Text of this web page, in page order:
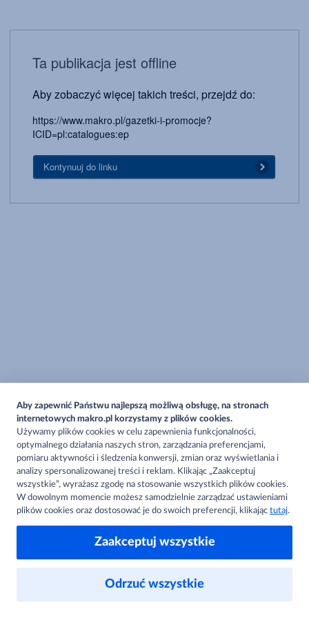
Ta publikacja jest offline
Aby zobaczyć więcej takich treści, przejdź do:
https://www.makro.pl/gazetki-i-promocje?
ICID=pl:catalogues:ep
Kontynuuj do linku